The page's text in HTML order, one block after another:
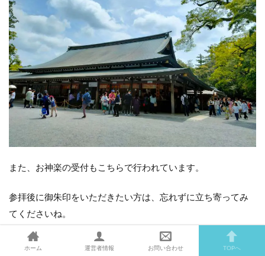
また、お神楽の受付もこちらで行われています。
参拝後に御朱印をいただきたい方は、忘れずに立ち寄ってみ
てくださいね。
ホーム 運営者情報 お問い合わせ TOPへ